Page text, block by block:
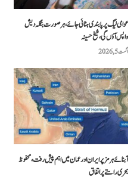
عوامی لیگ پر پابندی ہٹائی جائے، ہر صورت بنگلہ دیش
واپس آؤں گی، شیخ حسینہ
اگست 5, 2026
آبنائے ہرمز پر ایران اور عمان میں اہم پیش رفت، محفوظ
بحری راستے پر اتفاق